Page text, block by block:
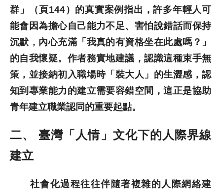
群」（頁144）的真實案例指出，許多年輕人可
能會因為擔心自己能力不足、害怕說錯話而保持
沉默，內心充滿「我真的有資格坐在此處嗎？」
的自我懷疑。作者務實地建議，認識這種束手無
策，並接納初入職場時「裝大人」的生澀感，認
知到專業能力的建立需要容錯空間，這正是協助
青年建立職業認同的重要起點。
二、
臺灣「人情」文化下的人際界線
建立
社會化過程往往伴隨著複雜的人際網絡建